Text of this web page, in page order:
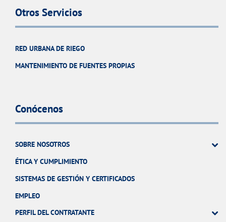
Otros Servicios
RED URBANA DE RIEGO
MANTENIMIENTO DE FUENTES PROPIAS
Conócenos
SOBRE NOSOTROS
ÉTICA Y CUMPLIMIENTO
SISTEMAS DE GESTIÓN Y CERTIFICADOS
EMPLEO
PERFIL DEL CONTRATANTE